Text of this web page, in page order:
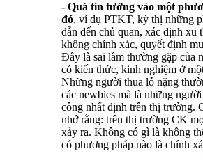
- Quá tin tưởng vào một
đó, ví dụ PTKT, kỳ thị những
dẫn đến chủ quan, xác định xu
không chính xác, quyết định
Đây là sai lầm thường gặp của
có kiến thức, kinh nghiệm ở
Những người thua lỗ nặng
các newbies mà là những
công nhất định trên thị trường.
nhớ rằng: trên thị trường CK
xảy ra. Không có gì là không
có phương pháp nào là chính